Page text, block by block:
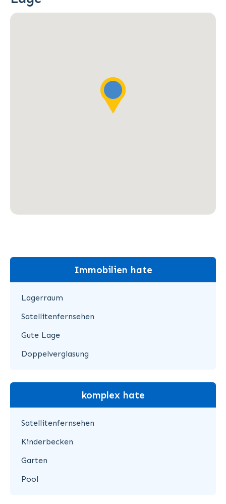
Immobilien hate
Lagerraum
Satellitenfernsehen
Gute Lage
Doppelverglasung
komplex hate
Satellitenfernsehen
Kinderbecken
Garten
Pool